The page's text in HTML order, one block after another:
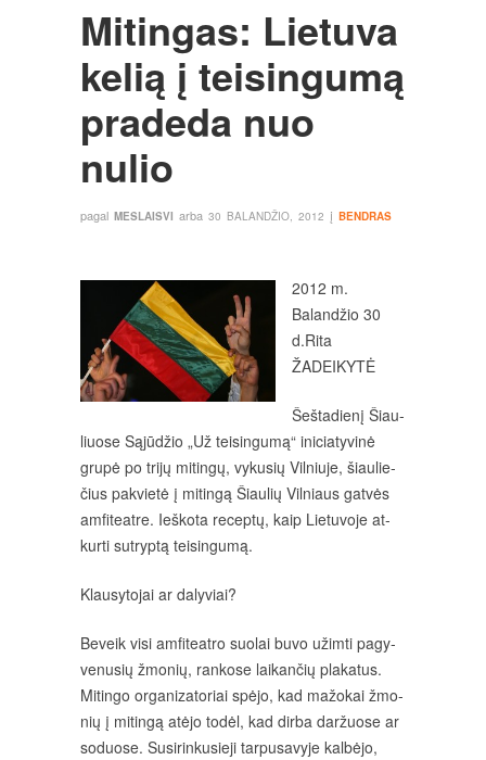
Mitingas: Lietuva
kelią į teisingumą
pradeda nuo
nulio
pagal MESLAISVI arba 30 BALANDŽIO, 2012 į BENDRAS
2012 m.
Balandžio 30
d.Rita
ŽADEIKYTĖ
Šeš­ta­die­nį Šiau­
liuo­se Są­jū­džio „Už tei­sin­gu­mą“ ini­cia­ty­vi­nė
gru­pė po tri­jų mi­tin­gų, vy­ku­sių Vil­niu­je, šiau­lie­
čius pa­kvie­tė į mi­tin­gą Šiau­lių Vil­niaus gat­vės
am­fi­teat­re. Ieš­ko­ta re­cep­tų, kaip Lie­tu­vo­je at­
kur­ti su­tryp­tą tei­sin­gu­mą.
Klau­sy­to­jai ar da­ly­viai?
Be­veik vi­si am­fi­teat­ro suo­lai bu­vo užim­ti pa­gy­
ve­nu­sių žmo­nių, ran­ko­se lai­kan­čių pla­ka­tus.
Mi­tin­go or­ga­ni­za­to­riai spė­jo, kad ma­žo­kai žmo­
nių į mi­tin­gą atė­jo to­dėl, kad dir­ba dar­žuo­se ar
so­duo­se. Su­si­rin­ku­sie­ji tar­pu­sa­vy­je kal­bė­jo,